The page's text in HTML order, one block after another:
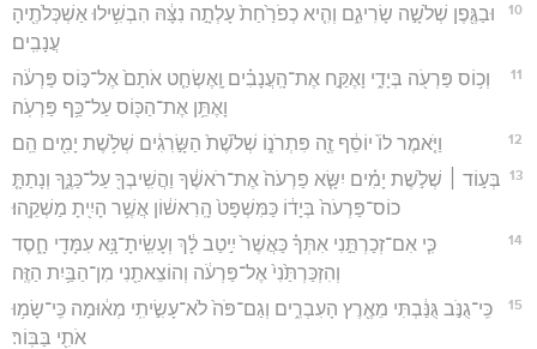
10
וּבַגֶּ֖פֶן שְׁלֹשָׁ֣ה שָׂרִיגִ֑ם וְהִ֤יא כְפֹרַ֙חַת֙ עָלְתָ֣ה נִצָּ֔הּ הִבְשִׁ֥ילוּ אַשְׁכְּלֹתֶ֖יהָ
עֲנָבִֽים׃
11
וְכ֥וֹס פַּרְעֹ֖ה בְּיָדִ֑י וָאֶקַּ֣ח אֶת־הָֽעֲנָבִ֗ים וָֽאֶשְׂחַ֤ט אֹתָם֙ אֶל־כּ֣וֹס פַּרְעֹ֔ה
וָאֶתֵּ֥ן אֶת־הַכּ֖וֹס עַל־כַּ֥ף פַּרְעֹֽה׃
12 וַיֹּ֤אמֶר לוֹ֙ יוֹסֵ֔ף זֶ֖ה פִּתְרֹנ֑וֹ שְׁלֹ֙שֶׁת֙ הַשָּׂ֣רִגִ֔ים שְׁלֹ֥שֶׁת יָמִ֖ים הֵֽם׃
13
בְּע֣וֹד ׀ שְׁלֹ֣שֶׁת יָמִ֗ים יִשָּׂ֤א פַרְעֹה֙ אֶת־רֹאשֶׁ֔ךָ וַהֲשִֽׁיבְךָ֖ עַל־כַּנֶּ֑ךָ וְנָתַתָּ֤
כוֹס־פַּרְעֹה֙ בְּיָד֔וֹ כַּמִּשְׁפָּט֙ הָֽרִאשׁ֔וֹן אֲשֶׁ֥ר הָיִ֖יתָ מַשְׁקֵֽהוּ׃
14
כִּ֧י אִם־זְכַרְתַּ֣נִי אִתְּךָ֗ כַּאֲשֶׁר֙ יִ֣יטַב לָ֔ךְ וְעָשִֽׂיתָ־נָּ֥א עִמָּדִ֖י חָ֑סֶד
וְהִזְכַּרְתַּ֙נִי֙ אֶל־פַּרְעֹ֔ה וְהוֹצֵאתַ֖נִי מִן־הַבַּ֥יִת הַזֶּֽה׃
15
כִּֽי־גֻנֹּ֣ב גֻּנַּ֔בְתִּי מֵאֶ֖רֶץ הָעִבְרִ֑ים וְגַם־פֹּה֙ לֹא־עָשִׂ֣יתִֽי מְא֔וּמָה כִּֽי־שָׂמ֥וּ
אֹתִ֖י בַּבּֽוֹר׃